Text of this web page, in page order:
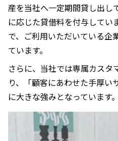
産を当社へ一定期間貸し出し
に応じた貸借料を付与してい
で、ご利用いただいている企
ています。
さらに、当社では専属カスタ
り、「顧客にあわせた手厚い
に大きな強みとなっています。